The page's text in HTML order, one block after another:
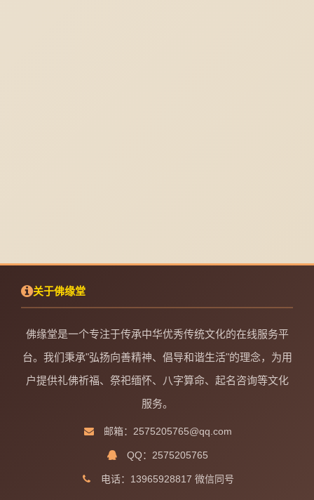
关于佛缘堂
佛缘堂是一个专注于传承中华优秀传统文化的在线服务平
台。我们秉承"弘扬向善精神、倡导和谐生活"的理念，为用
户提供礼佛祈福、祭祀缅怀、八字算命、起名咨询等文化
服务。
邮箱：2575205765@qq.com
QQ：2575205765
电话：13965928817 微信同号